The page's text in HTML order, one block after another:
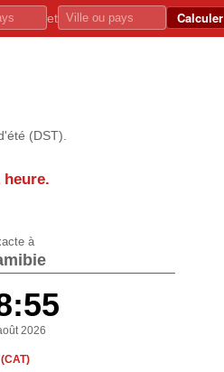
et Calculer
(DST).
heure.
à
2026